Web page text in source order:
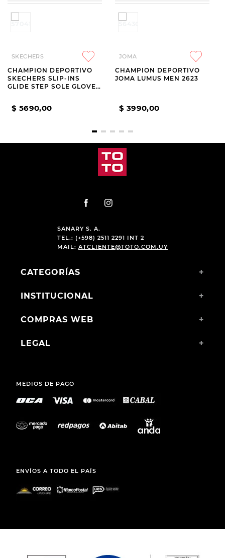
SKECHERS
CHAMPION DEPORTIVO
SKECHERS SLIP-INS
GLIDE STEP SOLE GLOVER
$ 5690,00
JOMA
CHAMPION DEPORTIVO
JOMA LUMUS MEN 2623
$ 3990,00
SANARY S. A.
TEL.: (+598) 2511 2291 INT 2
MAIL: ATCLIENTE@TOTO.COM.UY
CATEGORÍAS +
INSTITUCIONAL +
COMPRAS WEB +
LEGAL +
MEDIOS DE PAGO
ENVÍOS A TODO EL PAÍS